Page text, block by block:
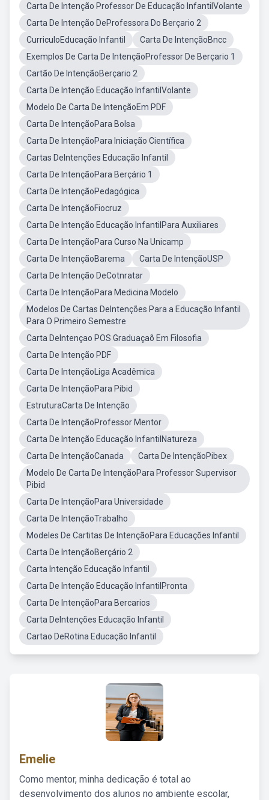
Carta De Intenção Professor De Educação InfantilVolante
Carta De Intenção DeProfessora Do Berçario 2
CurriculoEducação Infantil
Carta De IntençãoBncc
Exemplos De Carta De IntençãoProfessor De Berçario 1
Cartão De IntençãoBerçario 2
Carta De Intenção Educação InfantilVolante
Modelo De Carta De IntençãoEm PDF
Carta De IntençãoPara Bolsa
Carta De IntençãoPara Iniciação Científica
Cartas DeIntenções Educação Infantil
Carta De IntençãoPara Berçário 1
Carta De IntençãoPedagógica
Carta De IntençãoFiocruz
Carta De Intenção Educação InfantilPara Auxiliares
Carta De IntençãoPara Curso Na Unicamp
Carta De IntençãoBarema
Carta De IntençãoUSP
Carta De Intenção DeCotnratar
Carta De IntençãoPara Medicina Modelo
Modelos De Cartas DeIntenções Para a Educação Infantil
Para O Primeiro Semestre
Carta DeIntençao POS Graduaçaõ Em Filosofia
Carta De Intenção PDF
Carta De IntençãoLiga Acadêmica
Carta De IntençãoPara Pibid
EstruturaCarta De Intenção
Carta De IntençãoProfessor Mentor
Carta De Intenção Educação InfantilNatureza
Carta De IntençãoCanada
Carta De IntençãoPibex
Modelo De Carta De IntençãoPara Professor Supervisor
Pibid
Carta De IntençãoPara Universidade
Carta De IntençãoTrabalho
Modeles De Cartitas De IntençãoPara Educações Infantil
Carta De IntençãoBerçário 2
Carta Intenção Educação Infantil
Carta De Intenção Educação InfantilPronta
Carta De IntençãoPara Bercarios
Carta DeIntenções Educação Infantil
Cartao DeRotina Educação Infantil
Emelie
Como mentor, minha dedicação é total ao
desenvolvimento dos alunos no ambiente escolar,